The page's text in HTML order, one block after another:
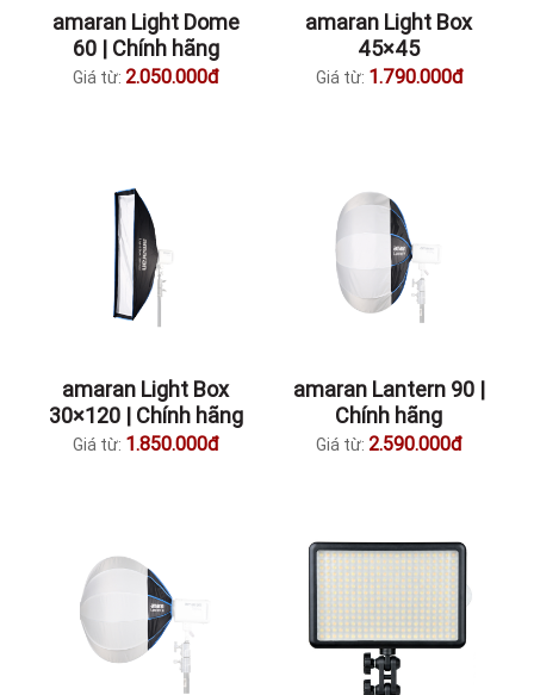
amaran Light Dome
60 | Chính hãng
Giá từ: 2.050.000đ
amaran Light Box
45×45
Giá từ: 1.790.000đ
amaran Light Box
30×120 | Chính hãng
Giá từ: 1.850.000đ
amaran Lantern 90 |
Chính hãng
Giá từ: 2.590.000đ